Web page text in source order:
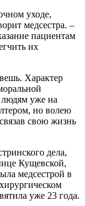
уходе,
медсестра. –
пациентам
их
Характер
людям уже на
но волею
свою жизнь
дела,
Кущевской,
медсестрой в
уже 23 года.